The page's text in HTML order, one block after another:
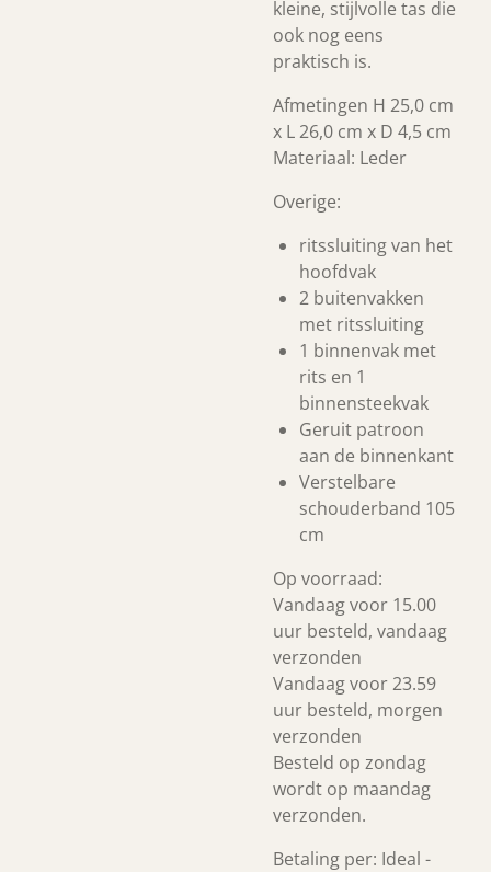
kleine, stijlvolle tas die
ook nog eens
praktisch is.
Afmetingen H 25,0 cm
x L 26,0 cm x D 4,5 cm
Materiaal: Leder
Overige:
ritssluiting van het
hoofdvak
2 buitenvakken
met ritssluiting
1 binnenvak met
rits en 1
binnensteekvak
Geruit patroon
aan de binnenkant
Verstelbare
schouderband 105
cm
Op voorraad:
Vandaag voor 15.00
uur besteld, vandaag
verzonden
Vandaag voor 23.59
uur besteld, morgen
verzonden
Besteld op zondag
wordt op maandag
verzonden.
Betaling per: Ideal -